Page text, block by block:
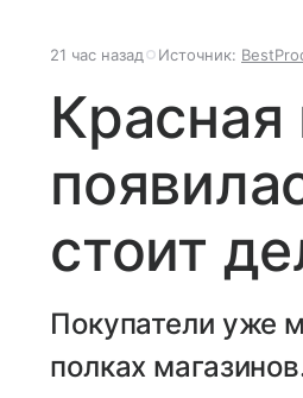
21 час назад Источник:
Красная
стоит
Покупатели уже
полках